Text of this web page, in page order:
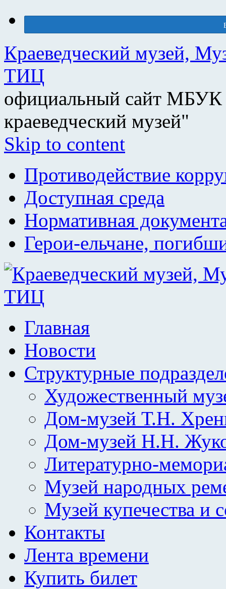
Краеведческий музей,
ТИЦ
официальный сайт МБУК
краеведческий музей"
Skip to content
Противодействие
Доступная среда
Нормативная
Герои-ельчане,
Главная
Новости
Структурные
Художественный
Дом-музей Т.Н.
Дом-музей Н.Н.
Литературно-
Музей народных
Музей купечества и
Контакты
Лента времени
Купить билет